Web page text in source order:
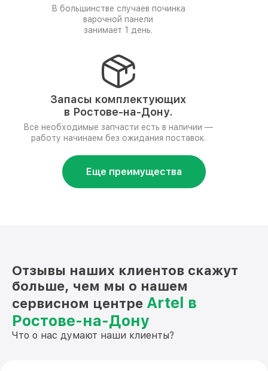
В большинстве случаев починка
варочной панели
занимает 1 день.
Запасы комплектующих
в Ростове-на-Дону.
Все необходимые запчасти есть в наличии —
работу начинаем без ожидания поставок.
Еще преимущества
Отзывы наших клиентов скажут
больше, чем мы о нашем
сервисном центре Artel в
Ростове-на-Дону
Что о нас думают наши клиенты?